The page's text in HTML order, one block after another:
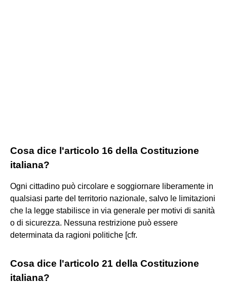
Cosa dice l'articolo 16 della Costituzione
italiana?
Ogni cittadino può circolare e soggiornare liberamente in
qualsiasi parte del territorio nazionale, salvo le limitazioni
che la legge stabilisce in via generale per motivi di sanità
o di sicurezza. Nessuna restrizione può essere
determinata da ragioni politiche [cfr.
Cosa dice l'articolo 21 della Costituzione
italiana?